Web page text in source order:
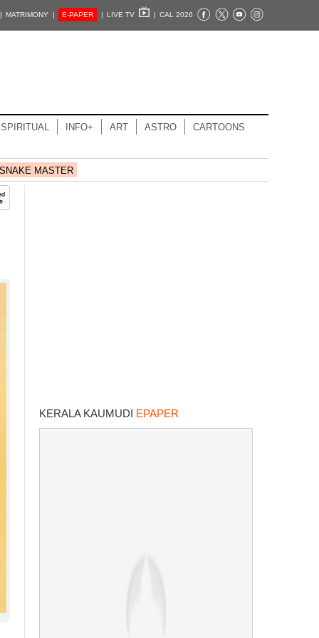
MATRIMONY | E-PAPER | LIVE TV | CAL 2026
SPIRITUAL INFO+ ART ASTRO CARTOONS
MASTER
KERALA KAUMUDI EPAPER